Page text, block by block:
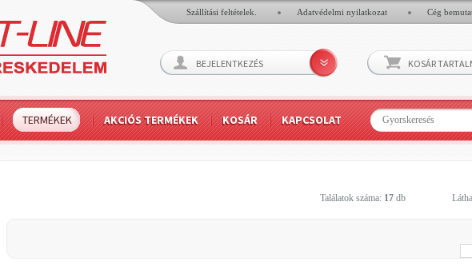
Szállítási feltételek. Adatvédelmi nyilatkozat Cég
BEJELENTKEZÉS KOSÁR
TERMÉKEK AKCIÓS TERMÉKEK KOSÁR KAPCSOLAT
Találatok száma: 17db